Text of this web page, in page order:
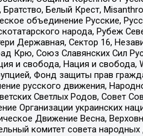
Белый Крест,
объединение Русские,
народа, Рубеж
Державная, Сектор 16,
Крю, Союз Славянских Сил
и свобода, Нация и свобода,
Фонд защиты прав
русского движения,
Светлых Родов, Совет
Организации украинских
Движение Весна,
комитет совета народных